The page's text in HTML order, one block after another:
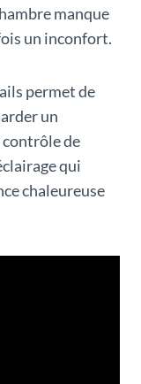
manque
un inconfort.
permet de
un
de
qui
chaleureuse